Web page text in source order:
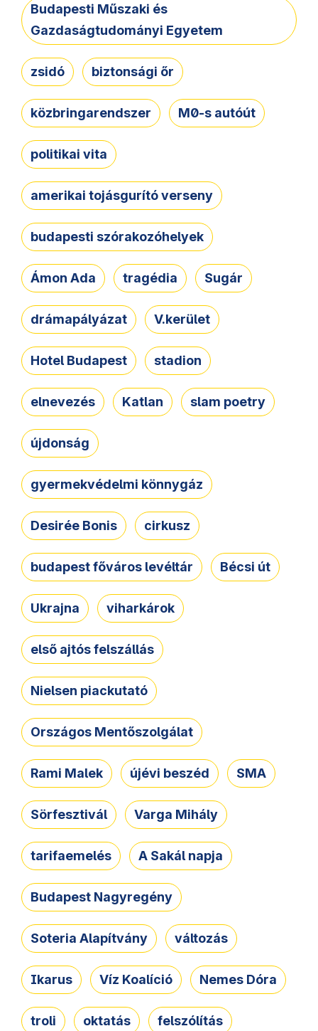
Budapesti Műszaki és
Gazdaságtudományi Egyetem
zsidó biztonsági őr
közbringarendszer M0-s autóút
politikai vita
amerikai tojásgurító verseny
budapesti szórakozóhelyek
Ámon Ada tragédia Sugár
drámapályázat V.kerület
Hotel Budapest stadion
elnevezés Katlan slam poetry
újdonság
gyermekvédelmi könnygáz
Desirée Bonis cirkusz
budapest főváros levéltár Bécsi út
Ukrajna viharkárok
első ajtós felszállás
Nielsen piackutató
Országos Mentőszolgálat
Rami Malek újévi beszéd SMA
Sörfesztivál Varga Mihály
tarifaemelés A Sakál napja
Budapest Nagyregény
Soteria Alapítvány változás
Ikarus Víz Koalíció Nemes Dóra
troli oktatás felszólítás